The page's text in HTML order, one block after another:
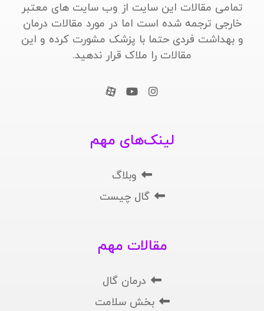
تمامی مقالات این سایت از وب سایت های معتبر
خارجی ترجمه شده است اما در مورد مقالات درمان
و بهداشت فردی حتما با پزشک مشورت کرده و این
مقالات را ملاک قرار ندهید.
لینک‌های مهم
وبلاگ
گال چیست
مقالات مهم
درمان گال
بخش سلامت